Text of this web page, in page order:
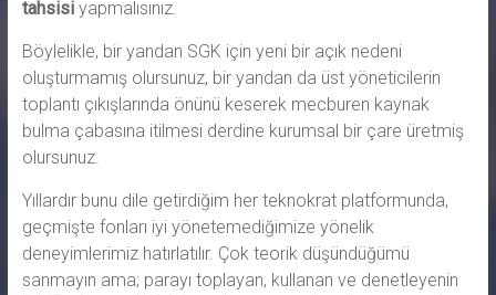
tahsisi yapmalısınız.
Böylelikle, bir yandan SGK için yeni bir açık nedeni
oluşturmamış olursunuz, bir yandan da üst yöneticilerin
toplantı çıkışlarında önünü keserek mecburen kaynak
bulma çabasına itilmesi derdine kurumsal bir çare üretmiş
olursunuz.
Yıllardır bunu dile getirdiğim her teknokrat platformunda,
geçmişte fonları iyi yönetemediğimize yönelik
deneyimlerimiz hatırlatılır. Çok teorik düşündüğümü
sanmayın ama; parayı toplayan, kullanan ve denetleyenin